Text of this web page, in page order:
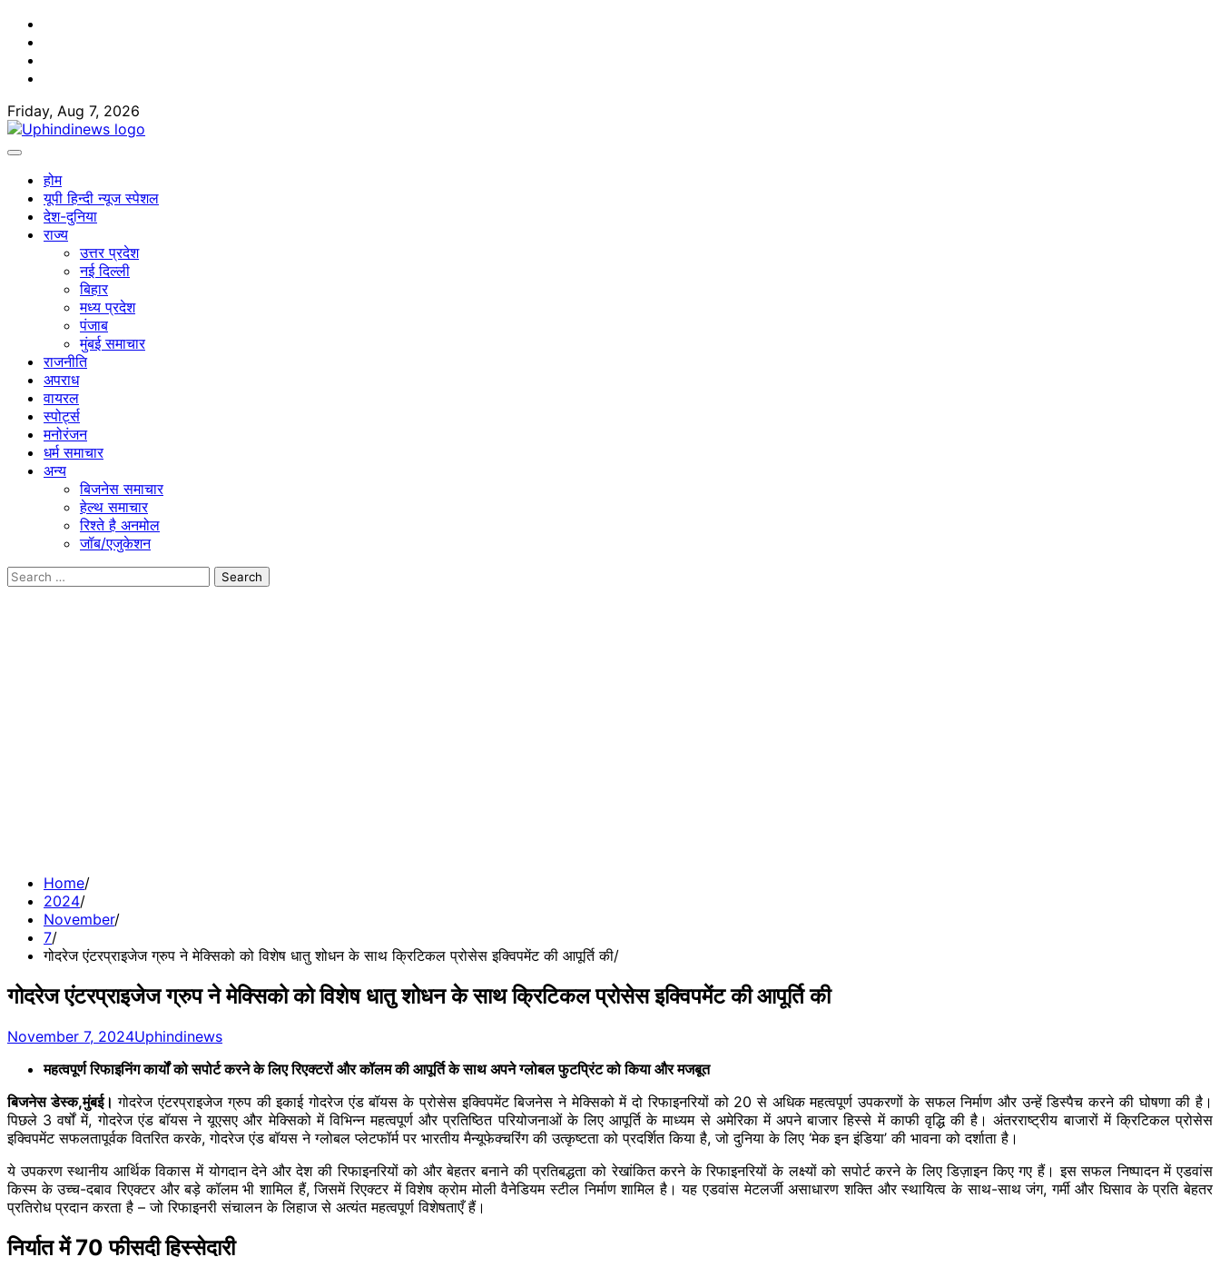
Skip
content
Friday, Aug 7, 2026
होम
यूपी हिन्दी न्यूज स्पेशल
देश-दुनिया
राज्य
उत्तर प्रदेश
नई दिल्ली
बिहार
मध्य प्रदेश
पंजाब
मुंबई समाचार
राजनीति
अपराध
वायरल
स्पोर्ट्स
मनोरंजन
धर्म समाचार
अन्य
बिजनेस समाचार
हेल्थ समाचार
रिश्ते है अनमोल
जॉब/एजुकेशन
Search
Home
2024
November
7
गोदरेज एंटरप्राइजेज ग्रुप ने मेक्सिको को विशेष धातु शोधन के साथ क्रिटिकल प्रोसेस इक्विपमेंट की आपूर्ति की
गोदरेज एंटरप्राइजेज ग्रुप ने मेक्सिको को विशेष धातु शोधन के साथ क्रिटिकल प्रोसेस इक्विपमेंट की आपूर्ति की
November 7, 2024Uphindinews
महत्वपूर्ण रिफाइनिंग कार्यों को सपोर्ट करने के लिए रिएक्टरों और कॉलम की आपूर्ति के साथ अपने ग्लोबल फुटप्रिंट को किया और मजबूत
बिजनेस डेस्क,मुंबई। गोदरेज एंटरप्राइजेज ग्रुप की इकाई गोदरेज एंड बॉयस के प्रोसेस इक्विपमेंट बिजनेस ने मेक्सिको में दो रिफाइनरियों को 20 से अधिक महत्वपूर्ण उपकरणों के सफल निर्माण और उन्हें डिस्पैच करने की घोषणा की है।
पिछले 3 वर्षों में, गोदरेज एंड बॉयस ने यूएसए और मेक्सिको में विभिन्न महत्वपूर्ण और प्रतिष्ठित परियोजनाओं के लिए आपूर्ति के माध्यम से अमेरिका में अपने बाजार हिस्से में काफी वृद्धि की है। अंतरराष्ट्रीय बाजारों में क्रिटिकल प्रोसेस
इक्विपमेंट सफलतापूर्वक वितरित करके, गोदरेज एंड बॉयस ने ग्लोबल प्लेटफॉर्म पर भारतीय मैन्यूफेक्चरिंग की उत्कृष्टता को प्रदर्शित किया है, जो दुनिया के लिए ‘मेक इन इंडिया’ की भावना को दर्शाता है।
ये उपकरण स्थानीय आर्थिक विकास में योगदान देने और देश की रिफाइनरियों को और बेहतर बनाने की प्रतिबद्धता को रेखांकित करने के रिफाइनरियों के लक्ष्यों को सपोर्ट करने के लिए डिज़ाइन किए गए हैं। इस सफल निष्पादन में एडवांस
किस्म के उच्च-दबाव रिएक्टर और बड़े कॉलम भी शामिल हैं, जिसमें रिएक्टर में विशेष क्रोम मोली वैनेडियम स्टील निर्माण शामिल है। यह एडवांस मेटलर्जी असाधारण शक्ति और स्थायित्व के साथ-साथ जंग, गर्मी और घिसाव के प्रति बेहतर
प्रतिरोध प्रदान करता है – जो रिफाइनरी संचालन के लिहाज से अत्यंत महत्वपूर्ण विशेषताएँ हैं।
निर्यात में 70 फीसदी हिस्सेदारी